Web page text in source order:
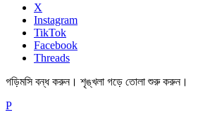
X
Instagram
TikTok
Facebook
Threads
গড়িমসি বন্ধ করুন। শৃঙ্খলা গড়ে তোলা শুরু করুন।
P